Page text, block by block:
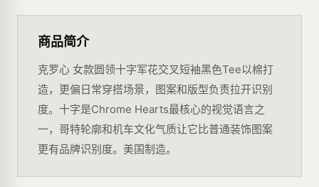
商品简介
克罗心 女款圆领十字军花交叉短袖黑色Tee以棉打
造，更偏日常穿搭场景，图案和版型负责拉开识别
度。十字是Chrome Hearts最核心的视觉语言之
一，哥特轮廓和机车文化气质让它比普通装饰图案
更有品牌识别度。美国制造。